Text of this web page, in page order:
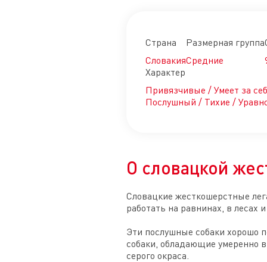
Страна
Словакия
Размерная группа
Средние
Характер
Привязчивые / Умеет за
Послушный / Тихие /
О словацкой
Словацкие жесткошерстные
работать на равнинах, в
Эти послушные собаки хорошо
собаки, обладающие умеренно
серого окраса.